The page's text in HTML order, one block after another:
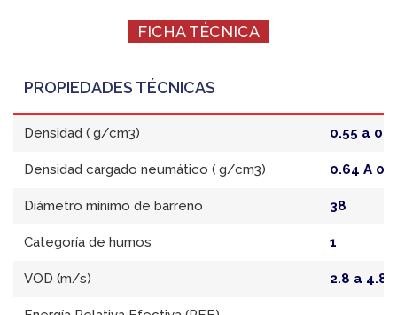
FICHA TÉCNICA
PROPIEDADES TÉCNICAS
Densidad ( g/cm3) 0.55 a
Densidad cargado neumático ( g/cm3) 0.64 A
Diámetro mínimo de barreno 38
Categoría de humos 1
VOD (m/s) 2.8 a 4.8